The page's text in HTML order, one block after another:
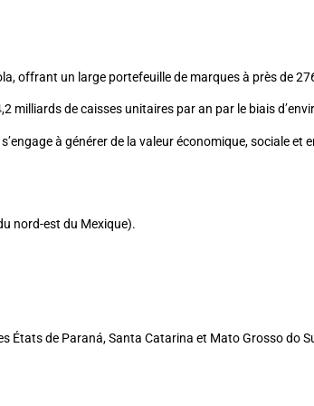
offrant un large portefeuille de marques à près de
milliards de caisses unitaires par an par le biais
à générer de la valeur économique, sociale
nord-est du Mexique).
États de Paraná, Santa Catarina et Mato Grosso do